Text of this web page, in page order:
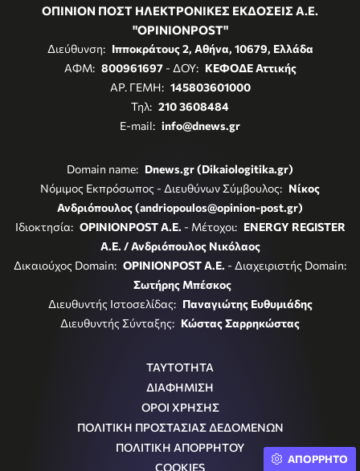
ΟΠΙΝΙΟΝ ΠΟΣΤ ΗΛΕΚΤΡΟΝΙΚΕΣ ΕΚΔΟΣΕΙΣ Α.Ε.
"OPINIONPOST"
Διεύθυνση: Ιπποκράτους 2, Αθήνα, 10679, Ελλάδα
ΑΦΜ: 800961697- ΔΟΥ: ΚΕΦΟΔΕ Αττικής
ΑΡ. ΓΕΜΗ: 145803601000
Τηλ: 210 3608484
E-mail: info@dnews.gr
Domain name: Dnews.gr (Dikaiologitika.gr)
Νόμιμος Εκπρόσωπος - Διευθύνων Σύμβουλος: Νίκος
Ανδριόπουλος (andriopoulos@opinion-post.gr)
Ιδιοκτησία: OPINIONPOST A.E. - Μέτοχοι: ENERGY REGISTER
Α.Ε. / Ανδριόπουλος Νικόλαος
Δικαιούχος Domain: OPINIONPOST A.E. - Διαχειριστής Domain:
Σωτήρης Μπέσκος
Διευθυντής Ιστοσελίδας: Παναγιώτης Ευθυμιάδης
Διευθυντής Σύνταξης: Κώστας Σαρρηκώστας
ΤΑΥΤΟΤΗΤΑ
ΔΙΑΦΗΜΙΣΗ
ΟΡΟΙ ΧΡΗΣΗΣ
ΠΟΛΙΤΙΚΗ ΠΡΟΣΤΑΣΙΑΣ ΔΕΔΟΜΕΝΩΝ
ΠΟΛΙΤΙΚΗ ΑΠΟΡΡΗΤΟΥ
COOKIES
ΑΠΟΡΡΗΤΟ